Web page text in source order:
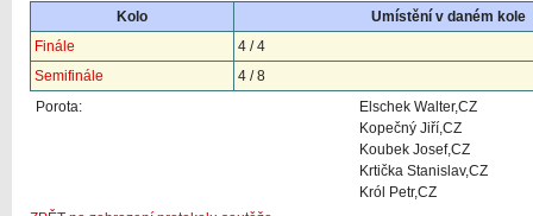
Kolo
Umístění v daném kole
Finále
4 / 4
Semifinále
4 / 8
Porota:
Elschek Walter,CZ
Kopečný Jiří,CZ
Koubek Josef,CZ
Krtička Stanislav,CZ
Król Petr,CZ